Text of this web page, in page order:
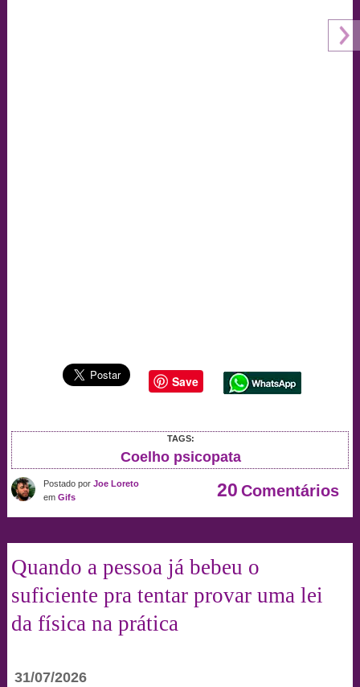
Save
TAGS:
Coelho psicopata
Postado por Joe Loreto
em Gifs 20 Comentários
Quando a pessoa já bebeu o
suficiente pra tentar provar uma lei
da física na prática
31/07/2026